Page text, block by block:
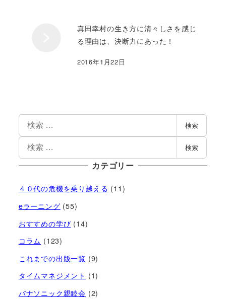
真田幸村の生き方に清々しさを感じ
る理由は、決断力にあった！
2016年1月22日
検索
検索
カテゴリー
４０代の危機を乗り越える (11)
eラーニング (55)
おすすめの学び (14)
コラム (123)
これまでの出版一覧 (9)
タイムマネジメント (1)
パナソニック親睦会 (2)